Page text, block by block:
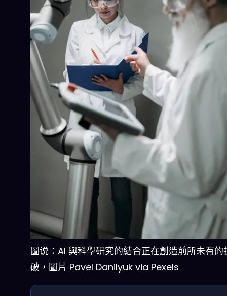
圖说：AI 與科學研究的結合正在創造前所未有的
破，圖片 Pavel Danilyuk via Pexels